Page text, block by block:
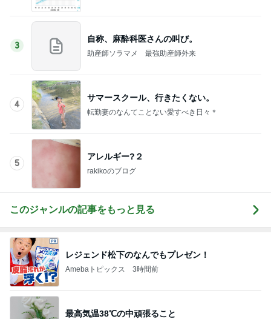
3
自称、麻酔科医さんの叫び。
助産師ソラマメ 最強助産師外来
4
サマースクール、行きたくない。
転勤妻のなんてことない愛すべき日々＊
5
アレルギー?２
rakikoのブログ
このジャンルの記事をもっと見る
レジェンド松下のなんでもプレゼン！
Amebaトピックス 3時間前
最高気温38℃の中頑張ること